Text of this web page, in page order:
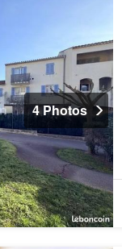
4 Photos